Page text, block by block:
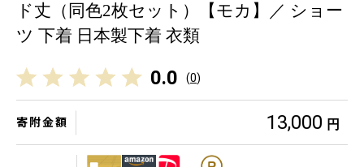
ド丈（同色2枚セット）【モカ】／ ショー
ツ 下着 日本製下着 衣類
0.0 (0)
寄附金額 13,000 円